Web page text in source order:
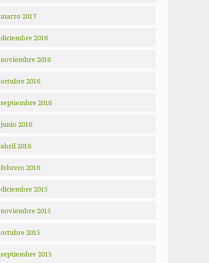
marzo 2017
diciembre 2016
noviembre 2016
octubre 2016
septiembre 2016
junio 2016
abril 2016
febrero 2016
diciembre 2015
noviembre 2015
octubre 2015
septiembre 2015